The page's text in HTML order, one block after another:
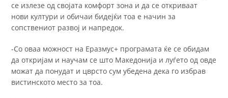
се излезе од својата комфорт зона и да се откриваат
нови култури и обичаи бидејќи тоа е начин за
сопствениот развој и напредок.
-Со оваа можност на Еразмус+ програмата ќе се обидам
да откријам и научам се што Македонија и луѓето од овде
можат да понудат и цврсто сум убедена дека го избрав
вистинското место за тоа.